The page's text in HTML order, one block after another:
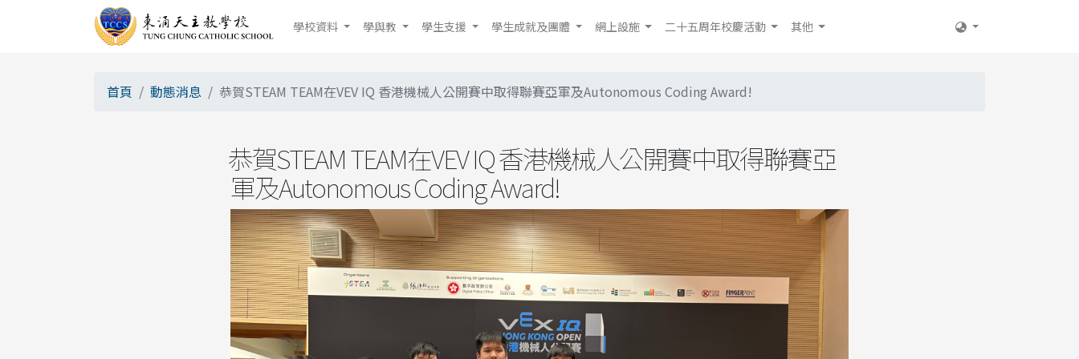
學校資料 學與教 學生支援 學生成就及團體 網上設施 二十五周年校慶活動 其他
首頁 動態消息 恭賀STEAM TEAM在VEV IQ 香港機械人公開賽中取得聯賽亞軍及Autonomous Coding Award!
恭賀STEAM TEAM在VEV IQ 香港機械人公開賽中取得聯賽亞
軍及Autonomous Coding Award!